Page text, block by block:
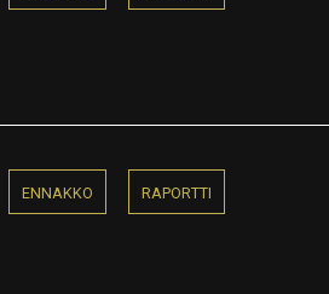
ENNAKKO RAPORTTI